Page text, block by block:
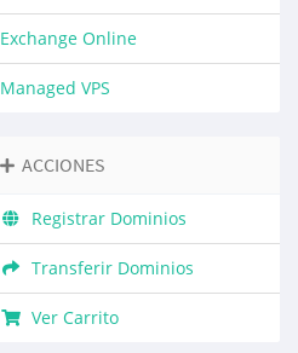
Exchange Online
Managed VPS
ACCIONES
Registrar Dominios
Transferir Dominios
Ver Carrito